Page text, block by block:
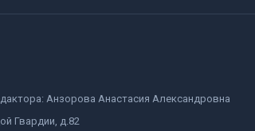
Анзорова Анастасия Александровна
Гвардии, д.82